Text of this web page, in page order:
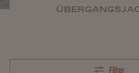
Filter